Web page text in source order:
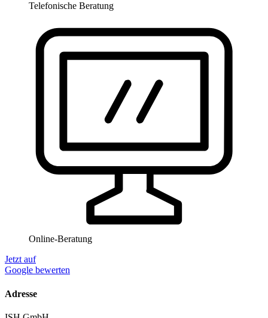
Telefonische Beratung
Online-Beratung
Jetzt auf
Google bewerten
Adresse